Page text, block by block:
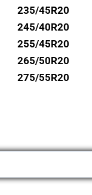
235/45R20
245/40R20
255/45R20
265/50R20
275/55R20